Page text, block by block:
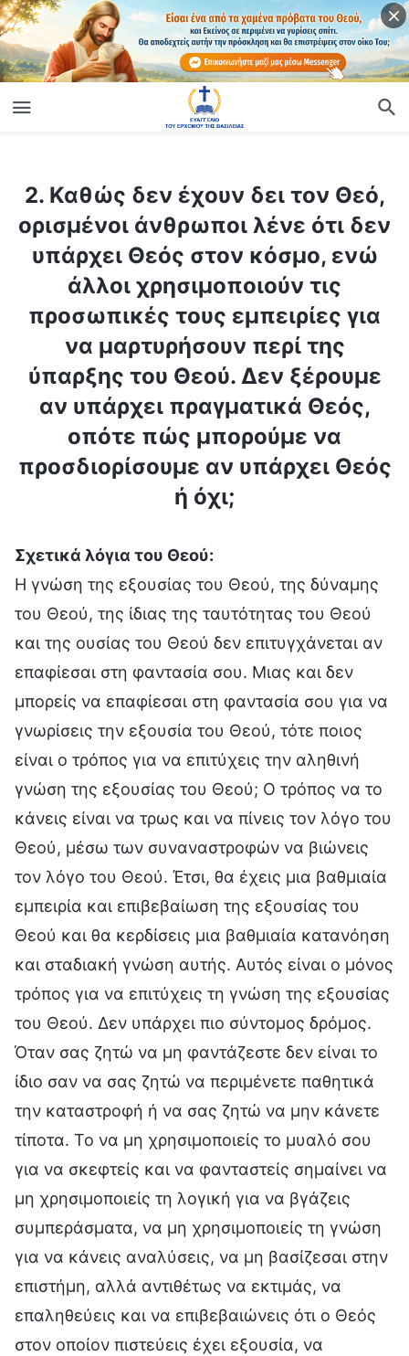
2. Καθώς δεν έχουν δει τον Θεό,
ορισμένοι άνθρωποι λένε ότι δεν
υπάρχει Θεός στον κόσμο, ενώ
άλλοι χρησιμοποιούν τις
προσωπικές τους εμπειρίες για
να μαρτυρήσουν περί της
ύπαρξης του Θεού. Δεν ξέρουμε
αν υπάρχει πραγματικά Θεός,
οπότε πώς μπορούμε να
προσδιορίσουμε αν υπάρχει Θεός
ή όχι;
Σχετικά λόγια του Θεού:
Η γνώση της εξουσίας του Θεού, της δύναμης
του Θεού, της ίδιας της ταυτότητας του Θεού
και της ουσίας του Θεού δεν επιτυγχάνεται αν
επαφίεσαι στη φαντασία σου. Μιας και δεν
μπορείς να επαφίεσαι στη φαντασία σου για να
γνωρίσεις την εξουσία του Θεού, τότε ποιος
είναι ο τρόπος για να επιτύχεις την αληθινή
γνώση της εξουσίας του Θεού; Ο τρόπος να το
κάνεις είναι να τρως και να πίνεις τον λόγο του
Θεού, μέσω των συναναστροφών να βιώνεις
τον λόγο του Θεού. Έτσι, θα έχεις μια βαθμιαία
εμπειρία και επιβεβαίωση της εξουσίας του
Θεού και θα κερδίσεις μια βαθμιαία κατανόηση
και σταδιακή γνώση αυτής. Αυτός είναι ο μόνος
τρόπος για να επιτύχεις τη γνώση της εξουσίας
του Θεού. Δεν υπάρχει πιο σύντομος δρόμος.
Όταν σας ζητώ να μη φαντάζεστε δεν είναι το
ίδιο σαν να σας ζητώ να περιμένετε παθητικά
την καταστροφή ή να σας ζητώ να μην κάνετε
τίποτα. Το να μη χρησιμοποιείς το μυαλό σου
για να σκεφτείς και να φανταστείς σημαίνει να
μη χρησιμοποιείς τη λογική για να βγάζεις
συμπεράσματα, να μη χρησιμοποιείς τη γνώση
για να κάνεις αναλύσεις, να μη βασίζεσαι στην
επιστήμη, αλλά αντιθέτως να εκτιμάς, να
επαληθεύεις και να επιβεβαιώνεις ότι ο Θεός
στον οποίον πιστεύεις έχει εξουσία, να